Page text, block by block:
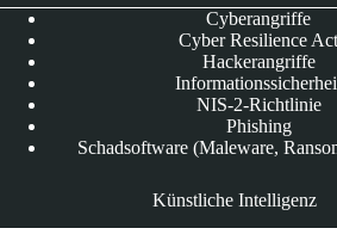
Cyberangriffe
Cyber Resilience Act
Hackerangriffe
NIS-2-Richtlinie
Phishing
Schadsoftware (Maleware,
Künstliche Intelligenz